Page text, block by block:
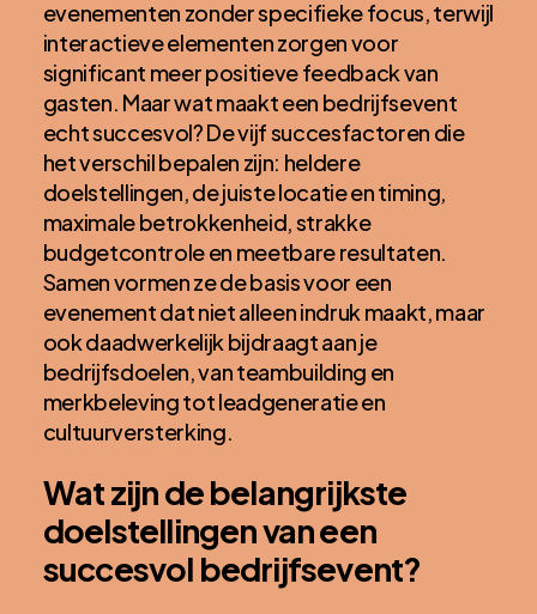
evenementen zonder specifieke focus, terwijl
interactieve elementen zorgen voor
significant meer positieve feedback van
gasten. Maar wat maakt een bedrijfsevent
echt succesvol? De vijf succesfactoren die
het verschil bepalen zijn: heldere
doelstellingen, de juiste locatie en timing,
maximale betrokkenheid, strakke
budgetcontrole en meetbare resultaten.
Samen vormen ze de basis voor een
evenement dat niet alleen indruk maakt, maar
ook daadwerkelijk bijdraagt aan je
bedrijfsdoelen, van teambuilding en
merkbeleving tot leadgeneratie en
cultuurversterking.
Wat zijn de belangrijkste
doelstellingen van een
succesvol bedrijfsevent?